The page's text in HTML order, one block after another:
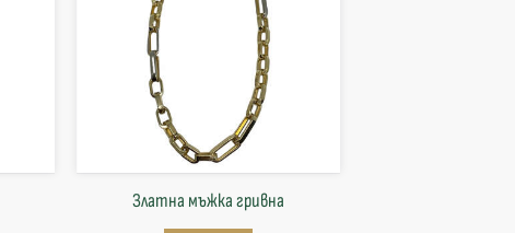
Златна мъжка гривна